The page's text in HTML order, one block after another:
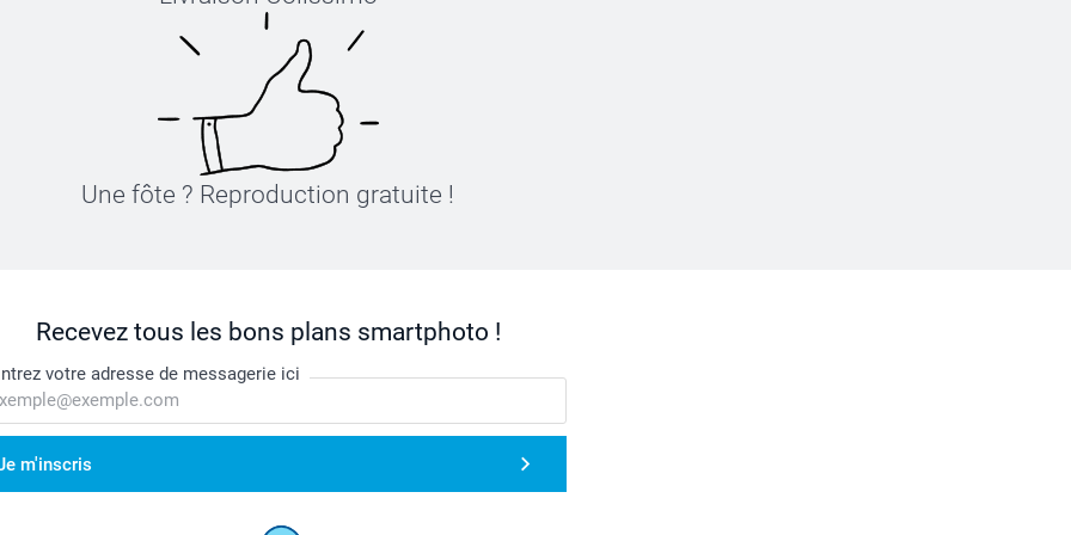
Une fôte ? Reproduction gratuite !
Recevez tous les bons plans smartphoto !
votre adresse de messagerie ici
m'inscris